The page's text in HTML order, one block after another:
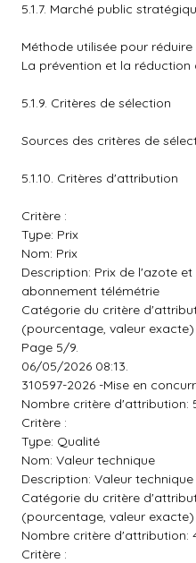
5.1.7. Marché public
Méthode utilisée pour
La prévention et la réduction
5.1.9. Critères de sélection
Sources des critères de
5.1.10. Critères d'attribution
Critère :
Type: Prix
Nom: Prix
Description: Prix de l'azote
abonnement télémétrie
Catégorie du critère
(pourcentage, valeur exacte)
Page 5/9.
06/05/2026 08:13.
310597-2026 -Mise en
Nombre critère d'attribution:
Critère :
Type: Qualité
Nom: Valeur technique
Description: Valeur technique
Catégorie du critère
(pourcentage, valeur exacte)
Nombre critère d'attribution:
Critère :